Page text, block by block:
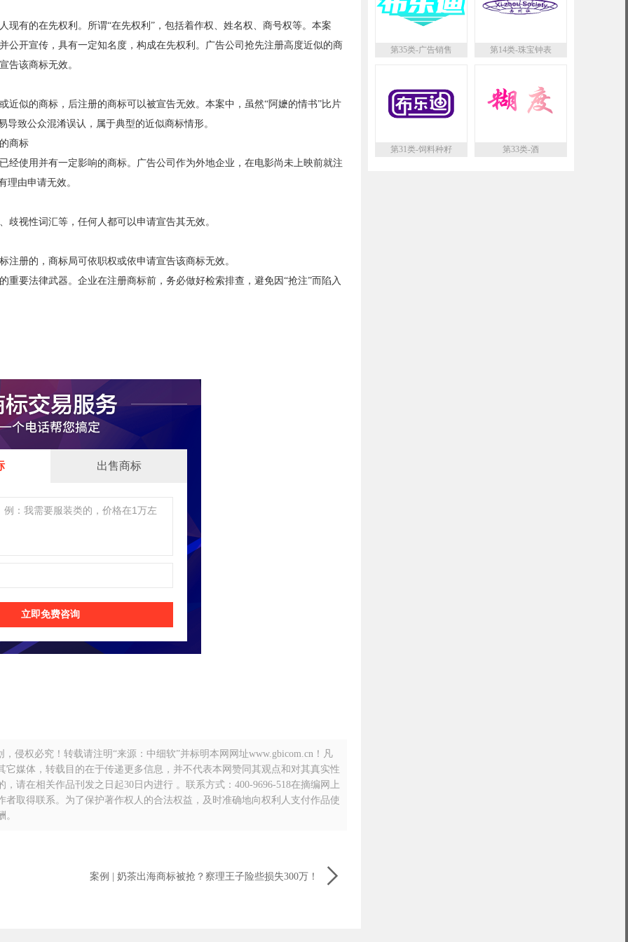
的在先权利。所谓“在先权利”，包括着作权、姓名权、商号权等。本案
公开宣传，具有一定知名度，构成在先权利。广告公司抢先注册高度近似的商
告该商标无效。
的商标，后注册的商标可以被宣告无效。本案中，虽然“阿嬷的情书”比片
致公众混淆误认，属于典型的近似商标情形。
商标
用并有一定影响的商标。广告公司作为外地企业，在电影尚未上映前就注
理由申请无效。
视性词汇等，任何人都可以申请宣告其无效。
的，商标局可依职权或依申请宣告该商标无效。
法律武器。企业在注册商标前，务必做好检索排查，避免因“抢注”而陷入
出售商标
立即免费咨询
侵权必究！转载请注明“来源：中细软”并标明本网网址www.gbicom.cn！凡
媒体，转载目的在于传递更多信息，并不代表本网赞同其观点和对其真实性
请在相关作品刊发之日起30日内进行 。联系方式：400-9696-518在摘编网上
取得联系。为了保护著作权人的合法权益，及时准确地向权利人支付作品使

案例 | 奶茶出海商标被抢？察理王子险些损失300万！
第35类-广告销售 第14类-珠宝钟表
第31类-饲料种籽 第33类-酒